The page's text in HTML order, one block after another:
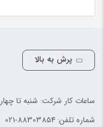
پرش به بالا
ساعات کار شرکت: شنبه تا چهارشنبه ها ساعت 9
شماره تلفن: 021-88303854